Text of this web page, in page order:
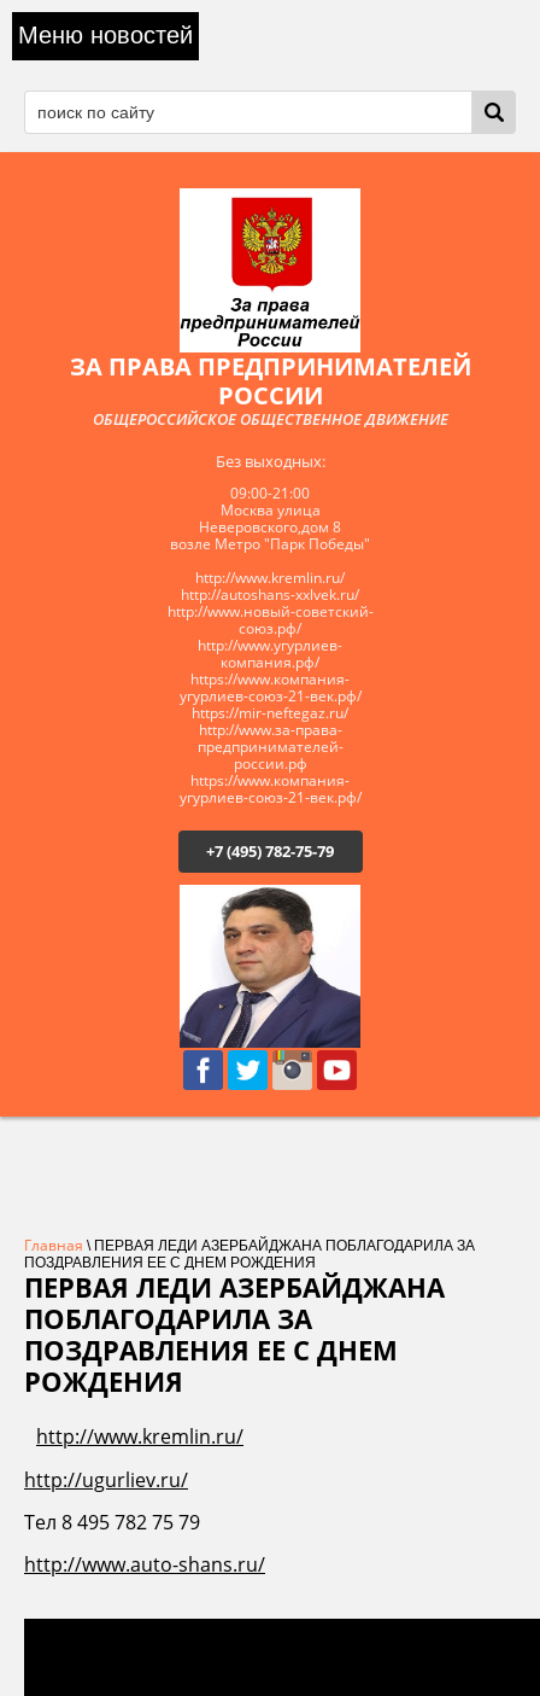
Меню новостей
ЗА ПРАВА ПРЕДПРИНИМАТЕЛЕЙ
РОССИИ
ОБЩЕРОССИЙСКОЕ ОБЩЕСТВЕННОЕ ДВИЖЕНИЕ
Без выходных:
09:00-21:00
Москва улица
Неверовского,дом 8
возле Метро "Парк Победы"
http://www.kremlin.ru/
http://autoshans-xxlvek.ru/
​http://www.новый-советский-
союз.рф/
http://www.угурлиев-
компания.рф/
https://www.компания-
угурлиев-союз-21-век.рф/
https://mir-neftegaz.ru/
http://www.за-права-
предпринимателей-
россии.рф
https://www.компания-
угурлиев-союз-21-век.рф/
+7 (495) 782-75-79
Главная \ ПЕРВАЯ ЛЕДИ АЗЕРБАЙДЖАНА ПОБЛАГОДАРИЛА ЗА
ПОЗДРАВЛЕНИЯ ЕЕ С ДНЕМ РОЖДЕНИЯ
ПЕРВАЯ ЛЕДИ АЗЕРБАЙДЖАНА
ПОБЛАГОДАРИЛА ЗА
ПОЗДРАВЛЕНИЯ ЕЕ С ДНЕМ
РОЖДЕНИЯ
http://www.kremlin.ru/
http://ugurliev.ru/
Тел 8 495 782 75 79
http://www.auto-shans.ru/